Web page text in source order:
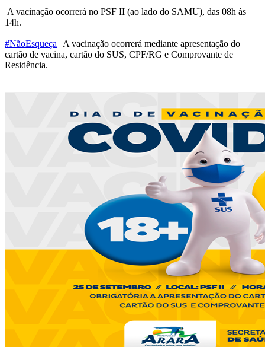
A vacinação ocorrerá no PSF II (ao lado do SAMU), das 08h às
14h.
#NãoEsqueça | A vacinação ocorrerá mediante apresentação do
cartão de vacina, cartão do SUS, CPF/RG e Comprovante de
Residência.